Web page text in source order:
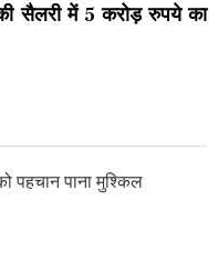
सैलरी में 5 करोड़ रुपये का